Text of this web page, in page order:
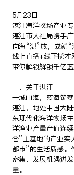
5月23日
湛江海洋牧场产业
湛江市人社局携手
向海“湛”放，成就“
线上直播+线下揽才
带你解锁解锁千亿
一、关于湛江
一城山海，蓝海筑
湛江，地处中国大
东现代化海洋牧场
洋渔业产量产值连
仓”主基地的产业实
都市”的生活质感。
密集、发展机遇迸
量。